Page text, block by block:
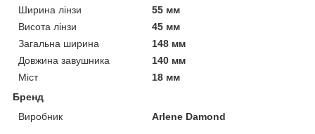
Ширина лінзи
55 мм
Висота лінзи
45 мм
Загальна ширина
148 мм
Довжина завушника
140 мм
Міст
18 мм
Бренд
Виробник
Arlene Damond